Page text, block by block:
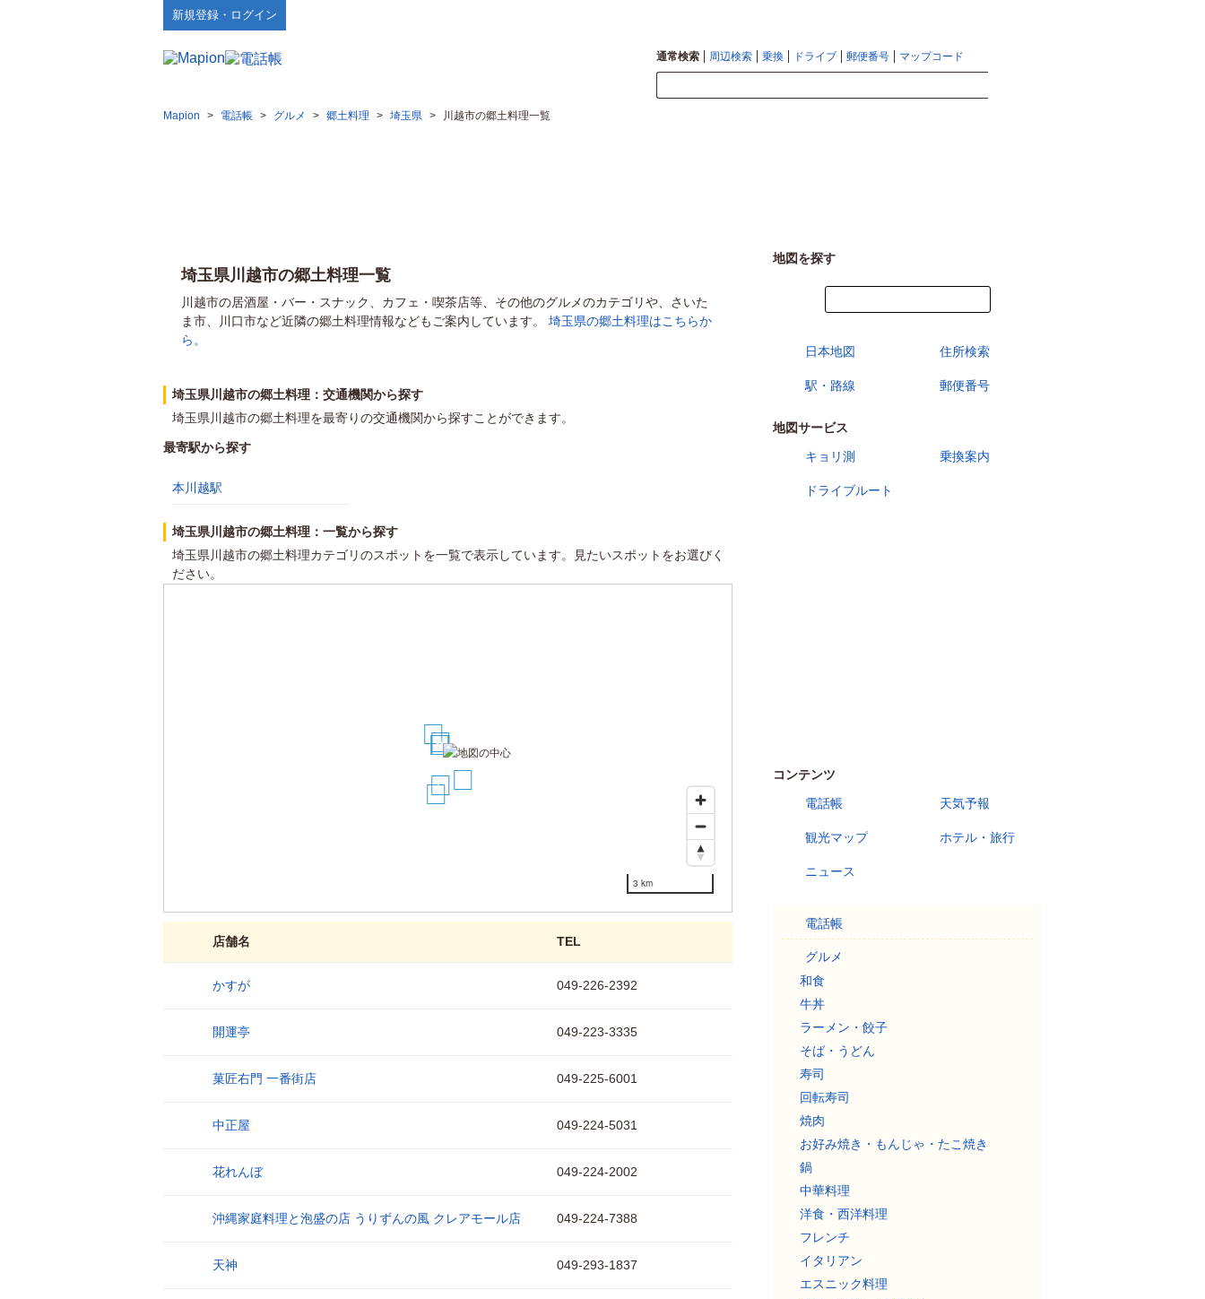
新規登録・ログイン
通常検索 周辺検索 乗換 ドライブ 郵便番号 マップコード
Mapion > 電話帳 > グルメ > 郷土料理 > 埼玉県 > 川越市の郷土料理一覧
埼玉県川越市の郷土料理一覧
川越市の居酒屋・バー・スナック、カフェ・喫茶店等、その他のグルメのカテゴリや、さいた
ま市、川口市など近隣の郷土料理情報などもご案内しています。 埼玉県の郷土料理はこちらか
ら。
埼玉県川越市の郷土料理：交通機関から探す
埼玉県川越市の郷土料理を最寄りの交通機関から探すことができます。
最寄駅から探す
本川越駅
埼玉県川越市の郷土料理：一覧から探す
埼玉県川越市の郷土料理カテゴリのスポットを一覧で表示しています。見たいスポットをお選びく
ださい。
1
2
3
4
6
7
3 km
店舗名 TEL
かすが 049-226-2392
開運亭 049-223-3335
菓匠右門 一番街店 049-225-6001
中正屋 049-224-5031
花れんぼ 049-224-2002
沖縄家庭料理と泡盛の店 うりずんの風 クレアモール店 049-224-7388
天神 049-293-1837
地図を探す
日本地図 住所検索
駅・路線 郵便番号
地図サービス
キョリ測
乗換案内
ドライブルート
コンテンツ
電話帳
天気予報
観光マップ ホテル・旅行
ニュース
電話帳
グルメ
和食
牛丼
ラーメン・餃子
そば・うどん
寿司
回転寿司
焼肉
お好み焼き・もんじゃ・たこ焼き
鍋
中華料理
洋食・西洋料理
フレンチ
イタリアン
エスニック料理